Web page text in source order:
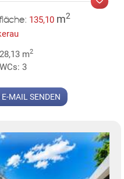
KLIS
135,10 m2
m2
WCs: 3
E-MAIL SENDEN